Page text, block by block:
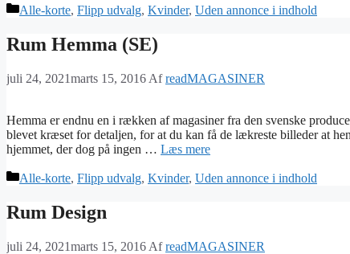
Kategorier
Alle-korte, Flipp udvalg, Kvinder, Uden annonce i indhold
Rum Hemma (SE)
juli 24, 2021marts 15, 2016 AfreadMAGASINER
Hemma er endnu en i rækken af magasiner fra den svenske
blevet kræset for detaljen, for at du kan få de lækreste billeder at
hjemmet, der dog på ingen … Læs mere
Kategorier
Alle-korte, Flipp udvalg, Kvinder, Uden annonce i indhold
Rum Design
juli 24, 2021marts 15, 2016 AfreadMAGASINER